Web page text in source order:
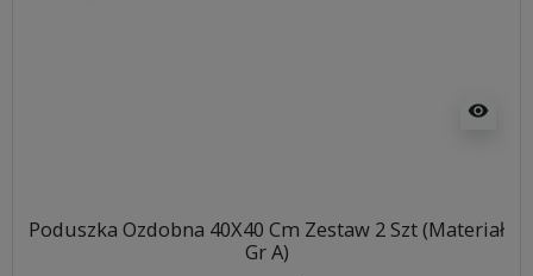
visibility
Poduszka Ozdobna 40X40 Cm Zestaw 2 Szt (Materiał
Gr A)